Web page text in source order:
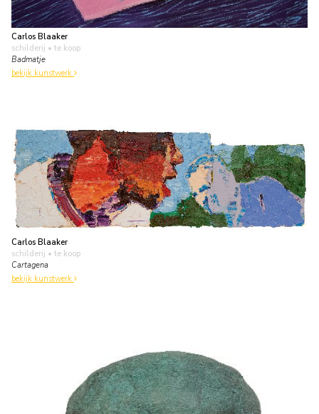
Carlos Blaaker
schilderij • te koop
Badmatje
bekijk kunstwerk
Carlos Blaaker
schilderij • te koop
Cartagena
bekijk kunstwerk